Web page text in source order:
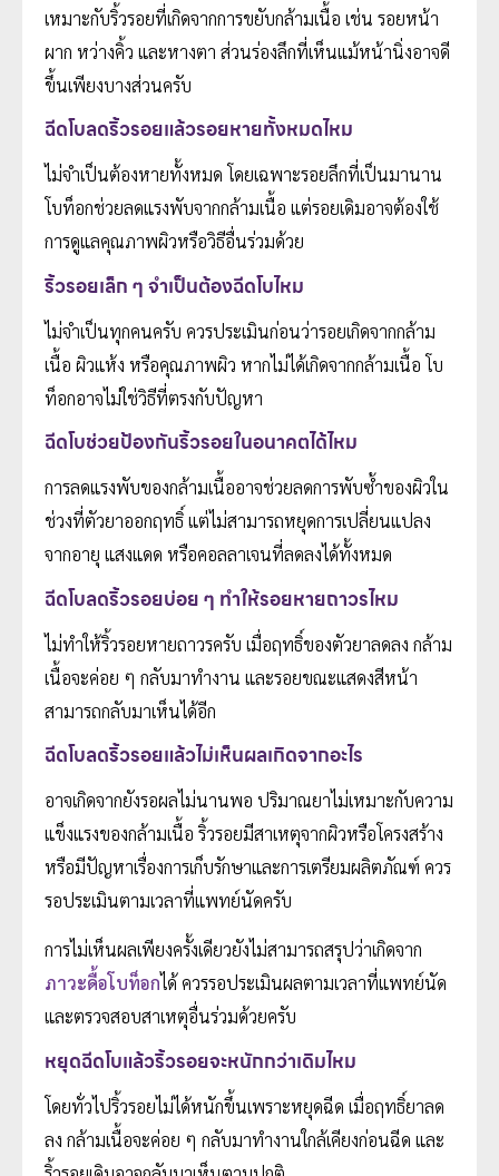
เหมาะกับริ้วรอยที่เกิดจากการขยับกล้ามเนื้อ เช่น รอยหน้า
ผาก หว่างคิ้ว และหางตา ส่วนร่องลึกที่เห็นแม้หน้านิ่งอาจดี
ขึ้นเพียงบางส่วนครับ
ฉีดโบลดริ้วรอยแล้วรอยหายทั้งหมดไหม
ไม่จำเป็นต้องหายทั้งหมด โดยเฉพาะรอยลึกที่เป็นมานาน
โบท็อกช่วยลดแรงพับจากกล้ามเนื้อ แต่รอยเดิมอาจต้องใช้
การดูแลคุณภาพผิวหรือวิธีอื่นร่วมด้วย
ริ้วรอยเล็ก ๆ จำเป็นต้องฉีดโบไหม
ไม่จำเป็นทุกคนครับ ควรประเมินก่อนว่ารอยเกิดจากกล้าม
เนื้อ ผิวแห้ง หรือคุณภาพผิว หากไม่ได้เกิดจากกล้ามเนื้อ โบ
ท็อกอาจไม่ใช่วิธีที่ตรงกับปัญหา
ฉีดโบช่วยป้องกันริ้วรอยในอนาคตได้ไหม
การลดแรงพับของกล้ามเนื้ออาจช่วยลดการพับซ้ำของผิวใน
ช่วงที่ตัวยาออกฤทธิ์ แต่ไม่สามารถหยุดการเปลี่ยนแปลง
จากอายุ แสงแดด หรือคอลลาเจนที่ลดลงได้ทั้งหมด
ฉีดโบลดริ้วรอยบ่อย ๆ ทำให้รอยหายถาวรไหม
ไม่ทำให้ริ้วรอยหายถาวรครับ เมื่อฤทธิ์ของตัวยาลดลง กล้าม
เนื้อจะค่อย ๆ กลับมาทำงาน และรอยขณะแสดงสีหน้า
สามารถกลับมาเห็นได้อีก
ฉีดโบลดริ้วรอยแล้วไม่เห็นผลเกิดจากอะไร
อาจเกิดจากยังรอผลไม่นานพอ ปริมาณยาไม่เหมาะกับความ
แข็งแรงของกล้ามเนื้อ ริ้วรอยมีสาเหตุจากผิวหรือโครงสร้าง
หรือมีปัญหาเรื่องการเก็บรักษาและการเตรียมผลิตภัณฑ์ ควร
รอประเมินตามเวลาที่แพทย์นัดครับ
การไม่เห็นผลเพียงครั้งเดียวยังไม่สามารถสรุปว่าเกิดจาก
ภาวะดื้อโบท็อกได้ ควรรอประเมินผลตามเวลาที่แพทย์นัด
และตรวจสอบสาเหตุอื่นร่วมด้วยครับ
หยุดฉีดโบแล้วริ้วรอยจะหนักกว่าเดิมไหม
โดยทั่วไปริ้วรอยไม่ได้หนักขึ้นเพราะหยุดฉีด เมื่อฤทธิ์ยาลด
ลง กล้ามเนื้อจะค่อย ๆ กลับมาทำงานใกล้เคียงก่อนฉีด และ